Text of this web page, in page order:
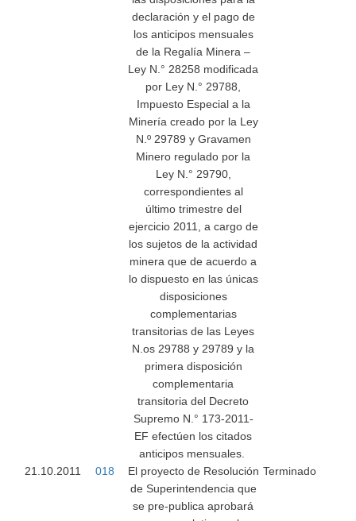
declaración y el pago de
los anticipos mensuales
de la Regalía Minera –
Ley N.° 28258 modificada
por Ley N.° 29788,
Impuesto Especial a la
Minería creado por la Ley
N.º 29789 y Gravamen
Minero regulado por la
Ley N.° 29790,
correspondientes al
último trimestre del
ejercicio 2011, a cargo de
los sujetos de la actividad
minera que de acuerdo a
lo dispuesto en las únicas
disposiciones
complementarias
transitorias de las Leyes
N.os 29788 y 29789 y la
primera disposición
complementaria
transitoria del Decreto
Supremo N.° 173-2011-
EF efectúen los citados
anticipos mensuales.
21.10.2011 018
El proyecto de Resolución
de Superintendencia que
se pre-publica aprobará
Terminado